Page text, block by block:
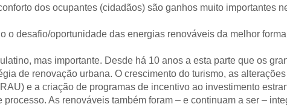
dos ocupantes (cidadãos) são ganhos muito importantes
desafio/oportunidade das energias renováveis da melhor
mas importante. Desde há 10 anos a esta parte que os
de renovação urbana. O crescimento do turismo, as
e a criação de programas de incentivo ao investimento
As renováveis também foram – e continuam a ser –